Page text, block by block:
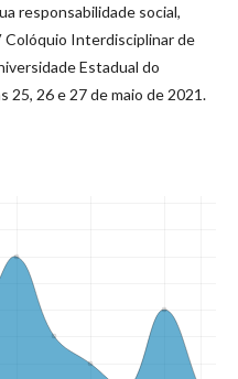
responsabilidade social,
Colóquio Interdisciplinar de
Estadual do
25, 26 e 27 de maio de 2021.